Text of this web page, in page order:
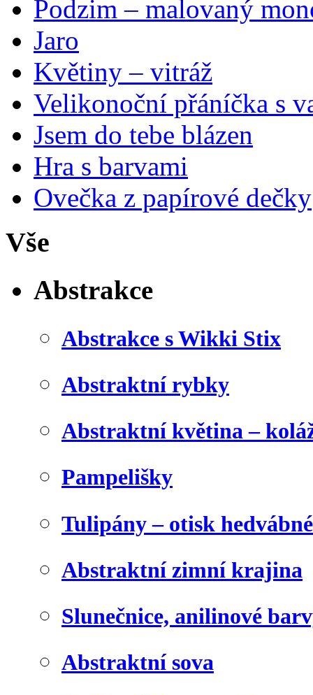
Podzim – malovaný
Jaro
Květiny – vitráž
Velikonoční přáníčka s
Jsem do tebe blázen
Hra s barvami
Ovečka z papírové dečky
Vše
Abstrakce
Abstrakce s Wikki Stix
Abstraktní rybky
Abstraktní květina –
Pampelišky
Tulipány – otisk
Abstraktní zimní krajina
Slunečnice, anilinové
Abstraktní sova